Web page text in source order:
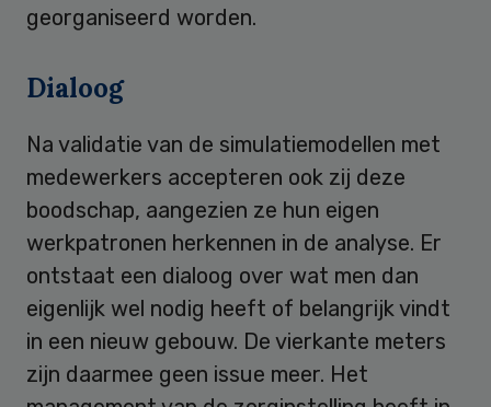
georganiseerd worden.
Dialoog
Na validatie van de simulatiemodellen met
medewerkers accepteren ook zij deze
boodschap, aangezien ze hun eigen
werkpatronen herkennen in de analyse. Er
ontstaat een dialoog over wat men dan
eigenlijk wel nodig heeft of belangrijk vindt
in een nieuw gebouw. De vierkante meters
zijn daarmee geen issue meer. Het